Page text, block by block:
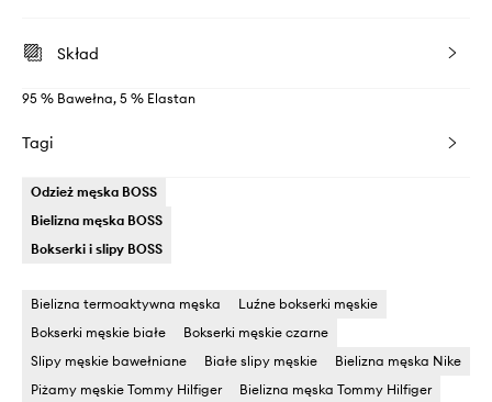
Skład
95 % Bawełna, 5 % Elastan
Tagi
Odzież męska BOSS
Bielizna męska BOSS
Bokserki i slipy BOSS
Bielizna termoaktywna męska
Luźne bokserki męskie
Bokserki męskie białe
Bokserki męskie czarne
Slipy męskie bawełniane
Białe slipy męskie
Bielizna męska Nike
Piżamy męskie Tommy Hilfiger
Bielizna męska Tommy Hilfiger